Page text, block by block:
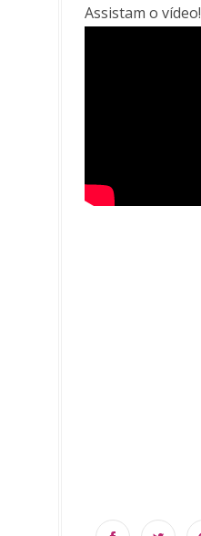
Assistam o vídeo!